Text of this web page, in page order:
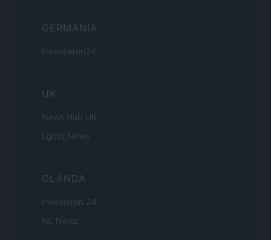
GERMANIA
Investieren24
UK
News Hub UK
Lgbtq News
OLANDA
Investeren 24
NL Newz